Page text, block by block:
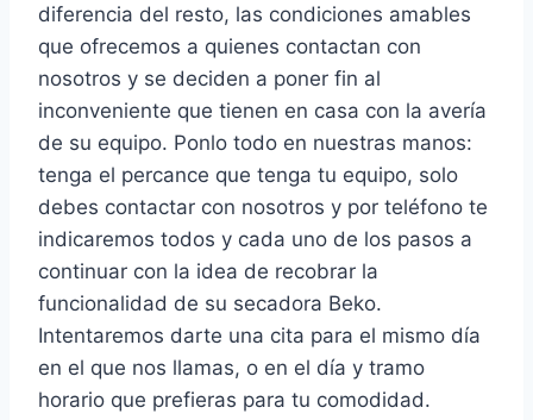
diferencia del resto, las condiciones amables
que ofrecemos a quienes contactan con
nosotros y se deciden a poner fin al
inconveniente que tienen en casa con la avería
de su equipo. Ponlo todo en nuestras manos:
tenga el percance que tenga tu equipo, solo
debes contactar con nosotros y por teléfono te
indicaremos todos y cada uno de los pasos a
continuar con la idea de recobrar la
funcionalidad de su secadora Beko.
Intentaremos darte una cita para el mismo día
en el que nos llamas, o en el día y tramo
horario que prefieras para tu comodidad.